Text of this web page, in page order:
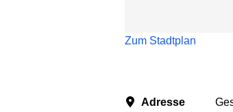
Zum Stadtplan
Adresse